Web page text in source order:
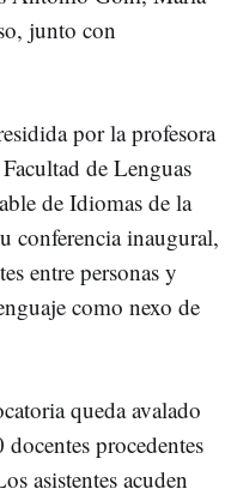
junto con
por la profesora
de Lenguas
de Idiomas de la
conferencia inaugural,
entre personas y
como nexo de
queda avalado
procedentes
asistentes acuden